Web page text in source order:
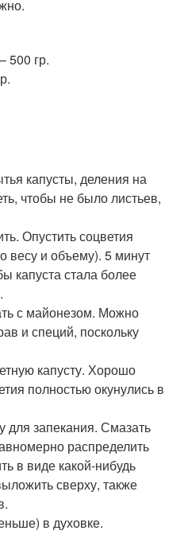
500 гр.
капусты, деления на
чтобы не было листьев,
Опустить соцветия
весу и объему). 5 минут
капуста стала более
с майонезом. Можно
и специй, поскольку
капусту. Хорошо
полностью окунулись в
запекания. Смазать
распределить
в виде какой-нибудь
сверху, также
в духовке.